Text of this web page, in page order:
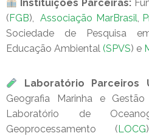
Instituições Parceiras:
( FGB),Associação MarBrasil,
Sociedade de Pesquisa
Educação Ambiental (SPVS) e
Laboratório Parceiros
Geografia Marinha e
Laboratório de
Geoprocessamento ( LOCG